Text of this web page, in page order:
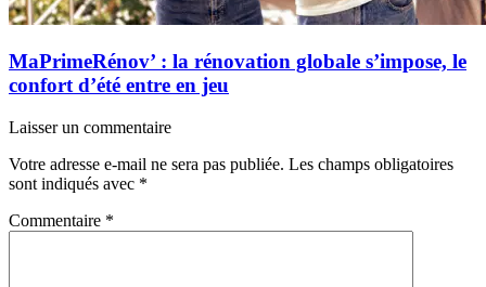
MaPrimeRénov’ : la rénovation globale s’impose, le
confort d’été entre en jeu
Laisser un commentaire
Votre adresse e-mail ne sera pas publiée. Les champs obligatoires
sont indiqués avec *
Commentaire *